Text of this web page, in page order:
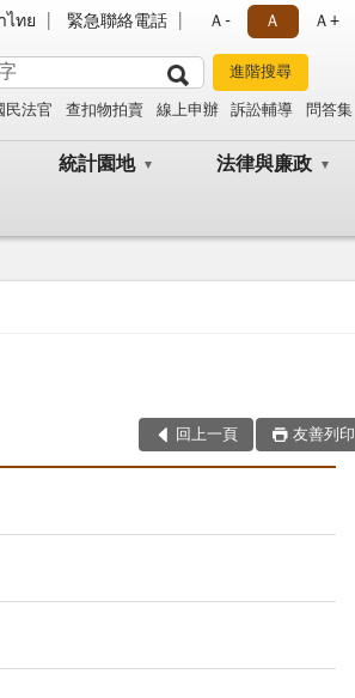
ไทย 緊急聯絡電話 Ａ- Ａ Ａ+
民法官 查扣物拍賣 線上申辦 訴訟輔導 問答集
統計園地 法律與廉政
回上一頁 友善列印